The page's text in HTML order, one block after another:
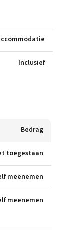
Inclusief
Bedrag
toegestaan
meenemen
meenemen